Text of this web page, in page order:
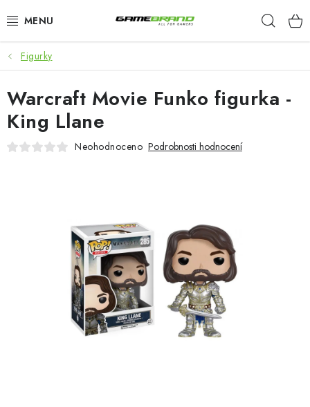
na
KATEGORIE
FILMY A SERIÁLY
HRY
Doprava a platba Kontakt
Figurky
Warcraft Movie Funko figurka -
King Llane
Neohodnoceno Podrobnosti hodnocení